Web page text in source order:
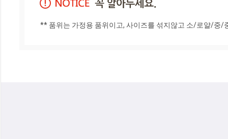
** 품위는 가정용 품위이고, 사이즈를 섞지않고 소/로얄/중/